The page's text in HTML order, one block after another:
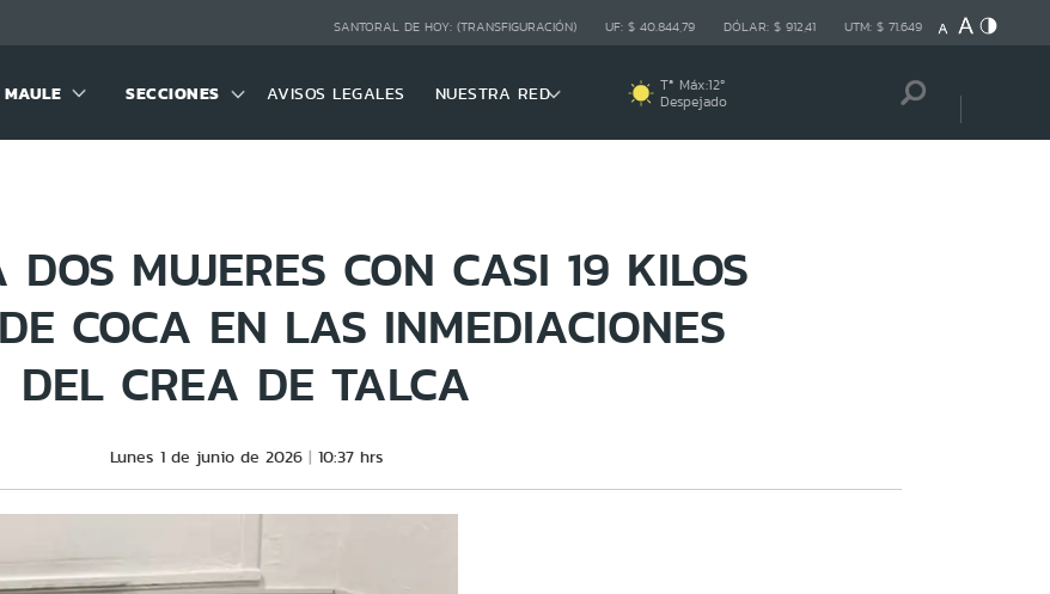
SANTORAL DE HOY: (TRANSFIGURACIÓN) UF: $ 40.844,79 DÓLAR: $ 912,41 UTM: $ 71.649
SECCIONES AVISOS LEGALES NUESTRA RED Tª Máx:12º
Despejado
MUJERES CON CASI 19 KILOS
COCA EN LAS INMEDIACIONES
DEL CREA DE TALCA
Lunes 1 de junio de 2026 10:37 hrs